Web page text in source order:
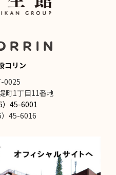
コリン
0025
町1丁目11番地
）45-6001
）45-6016